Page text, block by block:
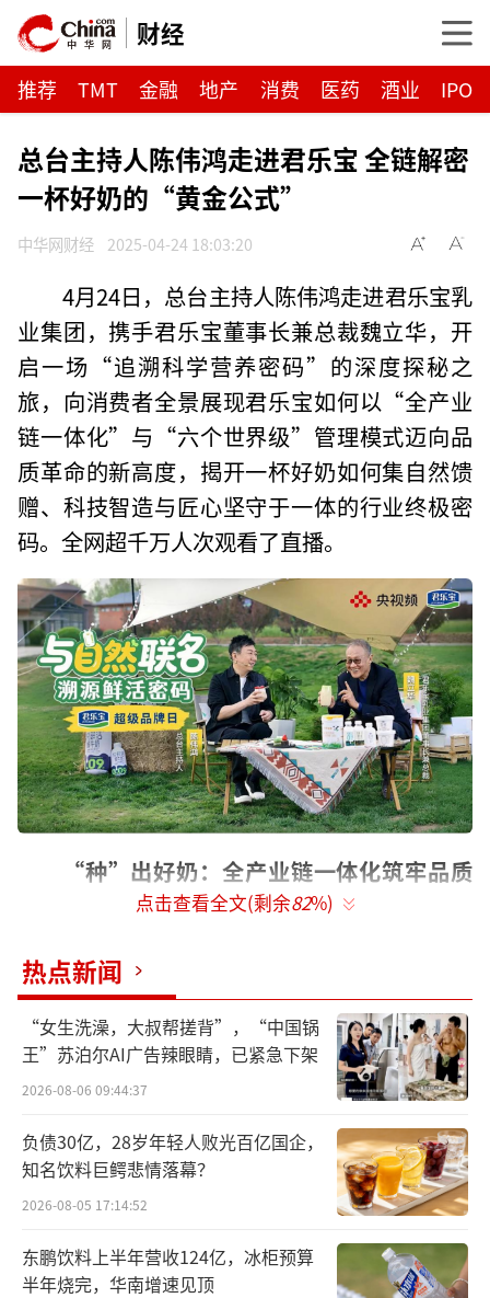
财经
推荐 TMT 金融 地产 消费 医药 酒业 IPO
总台主持人陈伟鸿走进君乐宝 全链解密
一杯好奶的“黄金公式”
中华网财经 2025-04-24 18:03:20
4月24日，总台主持人陈伟鸿走进君乐宝乳
业集团，携手君乐宝董事长兼总裁魏立华，开
启一场“追溯科学营养密码”的深度探秘之
旅，向消费者全景展现君乐宝如何以“全产业
链一体化”与“六个世界级”管理模式迈向品
质革命的新高度，揭开一杯好奶如何集自然馈
赠、科技智造与匠心坚守于一体的行业终极密
码。全网超千万人次观看了直播。
“种”出好奶：全产业链一体化筑牢品质
在君乐宝优致牧场，科学喂养与生态循环
深度融合，重新定义了奶牛养殖的科学标准。
在这里，奶牛享受专业级的科学照顾，配备专
业营养师定制TMR全混合日粮，犊牛出生后60
天内独居“别墅”，成牛入住恒温牛舍，牛卧
床垫料由发酵牛粪制成，松软无菌，搭配智能
刮粪系统与喷淋降温设备，构建“零污染”生
态循环。每头奶牛佩戴的智能耳标，记录其健
康数据与产奶信息，实现“一滴奶全溯源”。
点击查看全文(剩余82%)
热点新闻
“女生洗澡，大叔帮搓背”，“中国锅
王”苏泊尔AI广告辣眼睛，已紧急下架
2026-08-06 09:44:37
负债30亿，28岁年轻人败光百亿国企，
知名饮料巨鳄悲情落幕？
2026-08-05 17:14:52
东鹏饮料上半年营收124亿，冰柜预算
半年烧完，华南增速见顶